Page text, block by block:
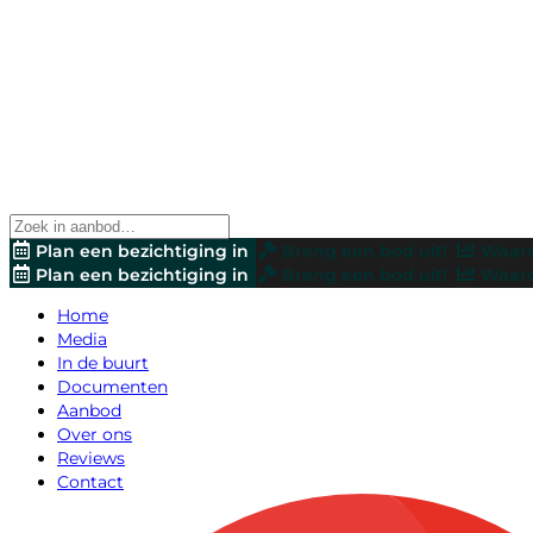
Plan een bezichtiging in Breng een bod uit!
Plan een bezichtiging in
Breng een bod uit!
Home
Media
In de buurt
Documenten
Aanbod
Over ons
Reviews
Contact